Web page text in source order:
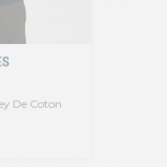
De Coton